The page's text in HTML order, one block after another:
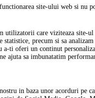
site-ului web si nu
utilizatorii care viziteaza site-ul
statistice, precum si sa
a-ti oferi un continut
ajuta sa imbunatatim
in baza unor acorduri pe